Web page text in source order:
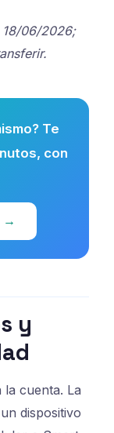
18/06/2026;
Te
con
→
y
cuenta. La
dispositivo